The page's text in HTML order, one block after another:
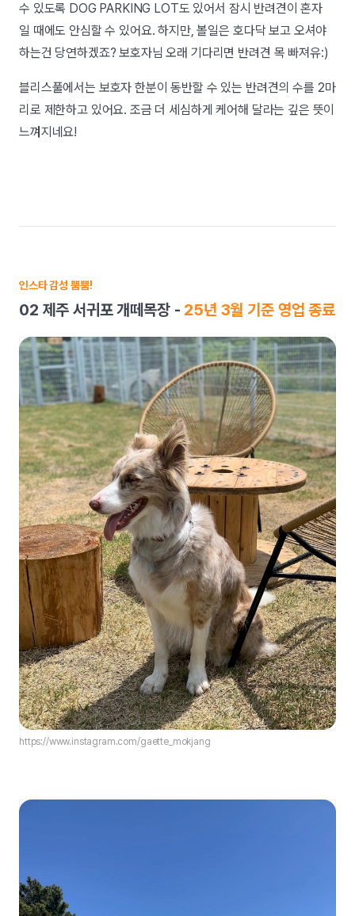
수 있도록 DOG PARKING LOT도 있어서 잠시 반려견이 혼자
일 때에도 안심할 수 있어요. 하지만, 볼일은 호다닥 보고 오셔야
하는건 당연하겠죠? 보호자님 오래 기다리면 반려견 목 빠져유:)
블리스풀에서는 보호자 한분이 동반할 수 있는 반려견의 수를 2마
리로 제한하고 있어요. 조금 더 세심하게 케어해 달라는 깊은 뜻이
느껴지네요!
인스타 감성 뿜뿜!
02 제주 서귀포 개떼목장 - 25년 3월 기준 영업 종료
https://www.instagram.com/gaette_mokjang